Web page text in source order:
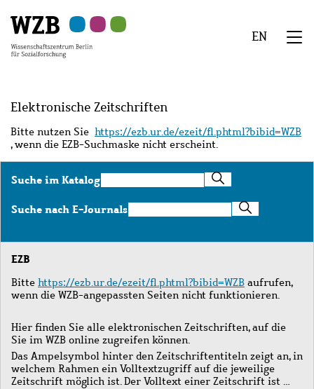
Hauptinhalt
springen
Navigation
springen
Suche
springen
Sekundärnavigation
springen
Fußzeile
springen
EN
Elektronische Zeitschriften
Bitte nutzen Sie https://ezb.ur.de/ezeit/fl.phtml?bibid=WZB
, wenn die EZB-Suchmaske nicht erscheint.
Suche im KatalogSuche
im
Katalog
Suche nach E-JournalsSuche
nach
Journals
EZB
Bitte https://ezb.ur.de/ezeit/fl.phtml?bibid=WZB aufrufen,
wenn die WZB-angepassten Seiten nicht funktionieren.
Hier finden Sie alle elektronischen Zeitschriften, auf die
Sie im WZB online zugreifen können.
Das Ampelsymbol hinter den Zeitschriftentiteln zeigt an, in
welchem Rahmen ein Volltextzugriff auf die jeweilige
Zeitschrift möglich ist. Der Volltext einer Zeitschrift ist …